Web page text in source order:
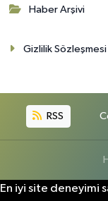
Haber Arşivi
Gizlilik Sözleşmesi
RSS
En iyi site deneyimi